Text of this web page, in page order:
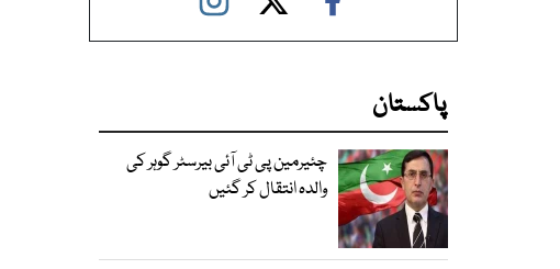
پاکستان
چئیرمین پی ٹی آئی بیرسٹر گوہر کی
والدہ انتقال کر گئیں